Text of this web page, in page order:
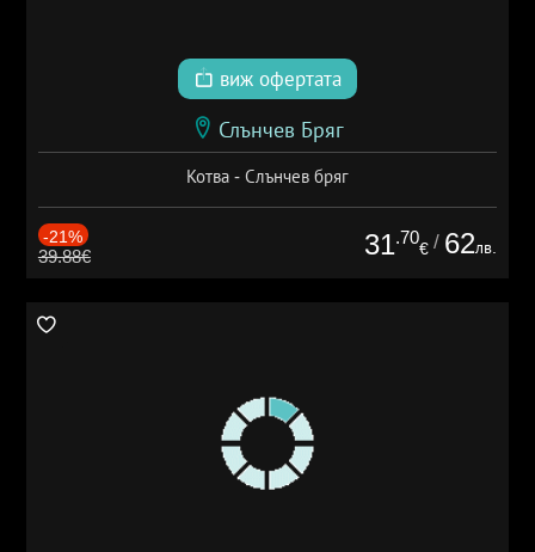
виж офертата
Слънчев Бряг
Котва - Слънчев бряг
-21%
39.88€ 31.70
€ / 62лв.